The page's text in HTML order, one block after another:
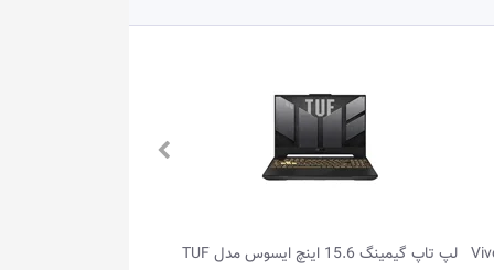
لپ تاپ گیمینگ 15.6 اینچ ایسوس مدل TUF
لپ تاپ گیمینگ 16.0 اینچ ایسوس مدل 天选